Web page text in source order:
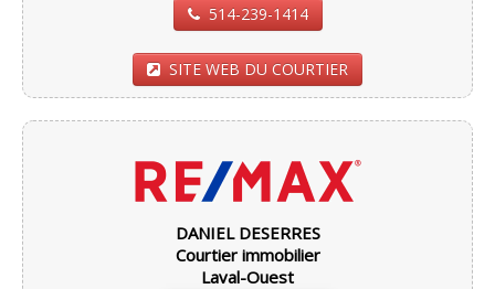
514-239-1414
SITE WEB DU COURTIER
DANIEL DESERRES
Courtier immobilier
Laval-Ouest